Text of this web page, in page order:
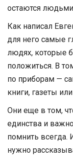
остаются
Как написал
для него самые
людях, которые
положиться. В
по приборам —
книги, газеты
Они еще в том,
единства и
помнить всегда.
нужно